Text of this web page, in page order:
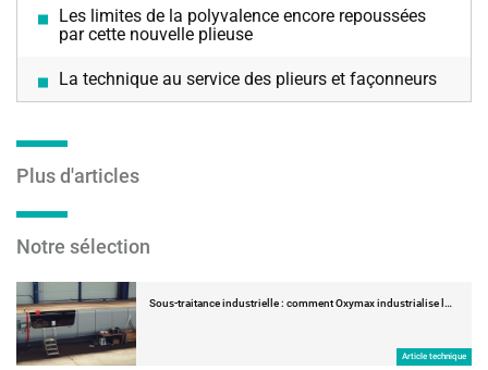
Les limites de la polyvalence encore repoussées
par cette nouvelle plieuse
La technique au service des plieurs et façonneurs
Plus d'articles
Notre sélection
Sous-traitance industrielle : comment Oxymax industrialise l…
Article technique